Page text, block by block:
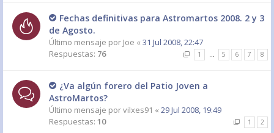
Fechas definitivas para Astromartos 2008. 2 y 3
de Agosto.
Último mensaje por Joe « 31 Jul 2008, 22:47
Respuestas: 76 1 … 5 6 7 8
¿Va algún forero del Patio Joven a
AstroMartos?
Último mensaje porvilxes91 « 29 Jul 2008, 19:49
Respuestas: 10 1 2